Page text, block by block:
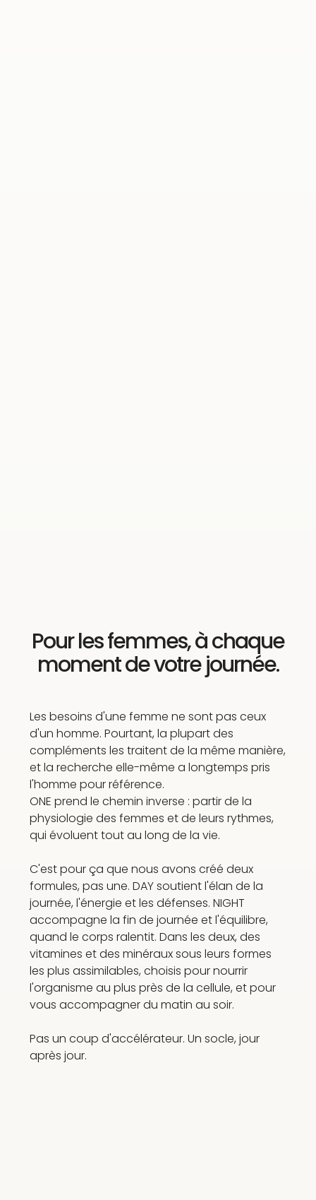
Pour les femmes, à chaque
moment de votre journée.
Les besoins d'une femme ne sont pas ceux
d'un homme. Pourtant, la plupart des
compléments les traitent de la même manière,
et la recherche elle-même a longtemps pris
l'homme pour référence.
ONE prend le chemin inverse : partir de la
physiologie des femmes et de leurs rythmes,
qui évoluent tout au long de la vie.
C'est pour ça que nous avons créé deux
formules, pas une. DAY soutient l'élan de la
journée, l'énergie et les défenses. NIGHT
accompagne la fin de journée et l'équilibre,
quand le corps ralentit. Dans les deux, des
vitamines et des minéraux sous leurs formes
les plus assimilables, choisis pour nourrir
l'organisme au plus près de la cellule, et pour
vous accompagner du matin au soir.
Pas un coup d'accélérateur. Un socle, jour
après jour.